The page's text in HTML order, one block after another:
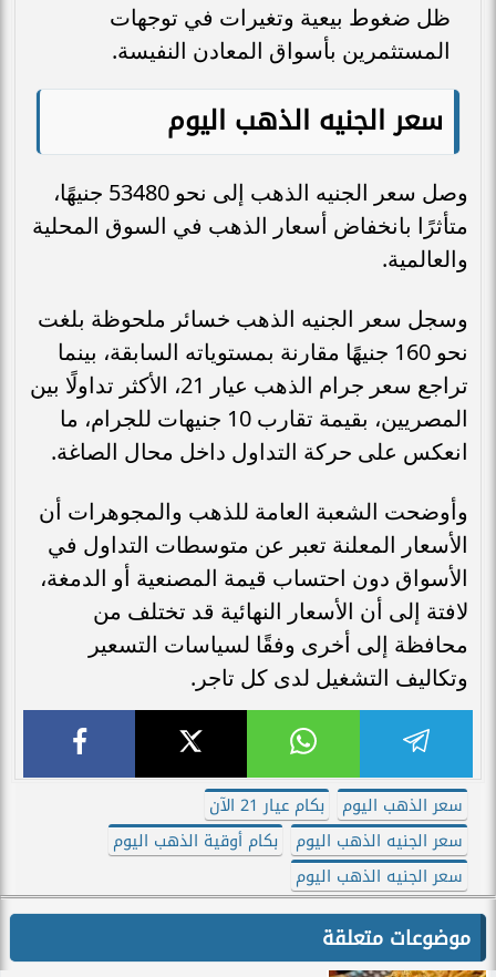
ظل ضغوط بيعية وتغيرات في توجهات
المستثمرين بأسواق المعادن النفيسة.
سعر الجنيه الذهب اليوم
وصل سعر الجنيه الذهب إلى نحو 53480 جنيهًا،
متأثرًا بانخفاض أسعار الذهب في السوق المحلية
والعالمية.
وسجل سعر الجنيه الذهب خسائر ملحوظة بلغت
نحو 160 جنيهًا مقارنة بمستوياته السابقة، بينما
تراجع سعر جرام الذهب عيار 21، الأكثر تداولًا بين
المصريين، بقيمة تقارب 10 جنيهات للجرام، ما
انعكس على حركة التداول داخل محال الصاغة.
وأوضحت الشعبة العامة للذهب والمجوهرات أن
الأسعار المعلنة تعبر عن متوسطات التداول في
الأسواق دون احتساب قيمة المصنعية أو الدمغة،
لافتة إلى أن الأسعار النهائية قد تختلف من
محافظة إلى أخرى وفقًا لسياسات التسعير
وتكاليف التشغيل لدى كل تاجر.
سعر الذهب اليوم
بكام عيار 21 الآن
سعر الجنيه الذهب اليوم
بكام أوقية الذهب اليوم
سعر الجنيه الذهب اليوم
موضوعات متعلقة